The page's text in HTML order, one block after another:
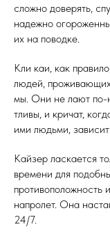
слож­но до­верять,
на­деж­но
их на по­вод­ке.
Кли каи, как
лю­дей,
мы. Они не ла­ют по-
тли­вы, и кри­чат,
ими людь­ми,
Кай­зер лас­ка­ет­ся
вре­мени для
про­тиво­полож­ность
нап­ро­лет. Она
24/7.